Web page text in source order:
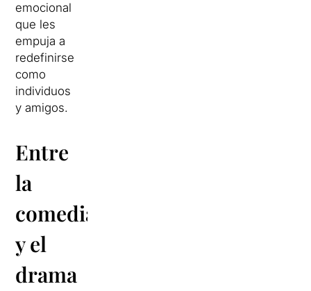
emocional
que les
empuja a
redefinirse
como
individuos
y amigos.
Entre
la
comedia
y el
drama